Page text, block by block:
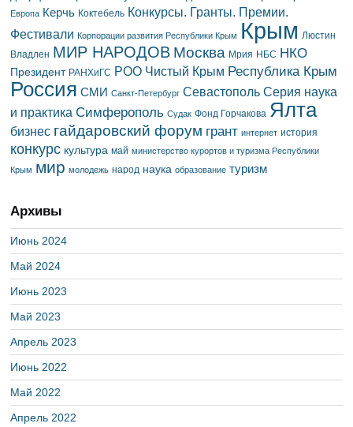
Европа Керчь Коктебель Конкурсы. Гранты. Премии.
Фестивали Корпорации развития Республики Крым Крым Люстин
Владлен МИР НАРОДОВ Москва Мрия НБС НКО
Президент РАНХиГС РОО Чистый Крым Республика Крым
Россия СМИ Санкт-Петербург Севастополь Серия наука
и практика Симферополь Судак Фонд Горчакова Ялта
бизнес гайдаровский форум грант интернет история
конкурс культура май министерство курортов и туризма Республики
Крым мир молодежь народ наука образование туризм
Архивы
Июнь 2024
Май 2024
Июнь 2023
Май 2023
Апрель 2023
Июнь 2022
Май 2022
Апрель 2022